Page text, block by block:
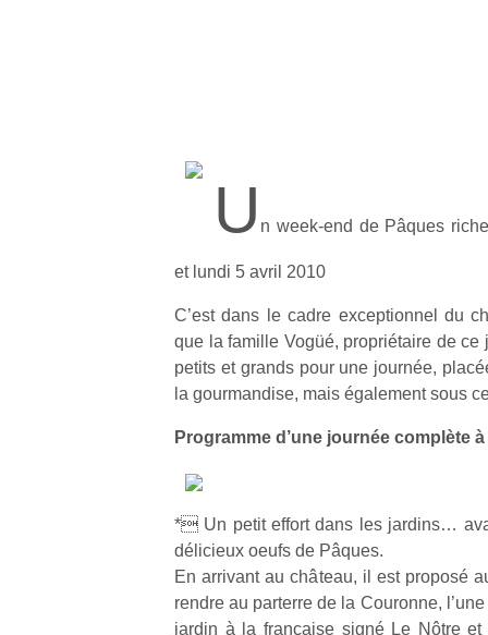
U n week-end de Pâques
et lundi 5 avril 2010
C’est dans le cadre exceptionnel du
que la famille Vogüé, propriétaire de
petits et grands pour une journée,
la gourmandise, mais également sous
Programme d’une journée complète
* Un petit effort dans les jardins…
délicieux oeufs de Pâques.
En arrivant au château, il est proposé
rendre au parterre de la Couronne,
jardin à la française signé Le Nôtre